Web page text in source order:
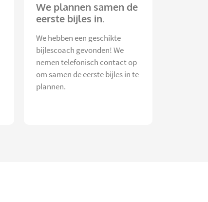
We plannen samen de
eerste bijles in.
We hebben een geschikte
bijlescoach gevonden! We
nemen telefonisch contact op
om samen de eerste bijles in te
plannen.